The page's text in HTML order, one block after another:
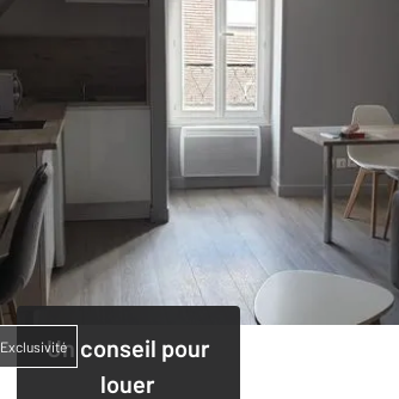
Un conseil pour
louer
Exclusivité